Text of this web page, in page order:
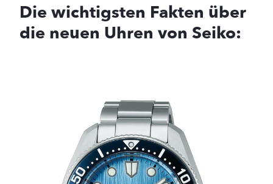
Die wichtigsten Fakten über
die neuen Uhren von Seiko: